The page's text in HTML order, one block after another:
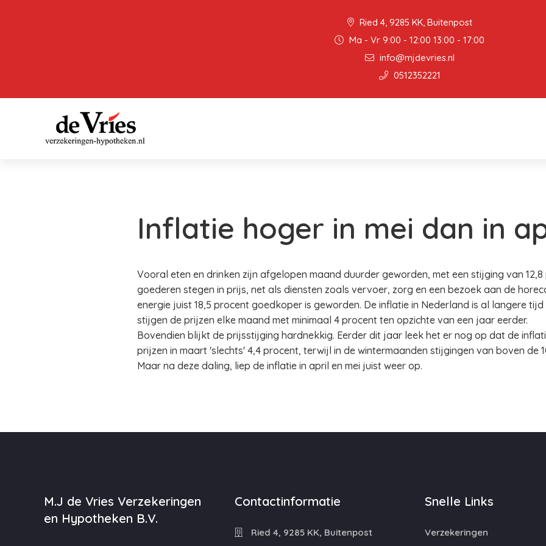
Ried 4, 9285 KK, Buitenpost
Ma - Vr 9:00 - 12:00 13:00 - 17:00
info@mjdevries.nl
0512352221
Inflatie hoger in mei dan in
Vooral eten en drinken zijn afgelopen maand duurder geworden, met een stijging van
goederen stegen in prijs, net als diensten zoals vervoer, zorg en een bezoek aan de
energie juist 18,5 procent goedkoper is geworden. De inflatie in Nederland is al langere
stijgen de prijzen elke maand met minimaal 4 procent ten opzichte van een jaar eerder.
Bovendien blijkt de prijsstijging hardnekkig. Eerder dit jaar leek het er nog op dat de
prijzen in maart 'slechts' 4,4 procent, terwijl in de wintermaanden stijgingen van boven de
Maar na deze daling, liep de inflatie in april en mei juist weer op.
M.J de Vries Verzekeringen
en Hypotheken B.V.
Contactinformatie
Ried 4, 9285 KK, Buitenpost
Snelle Links
Verzekeringen